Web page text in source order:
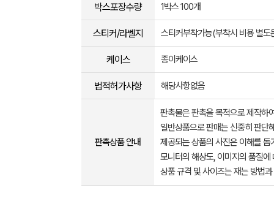
박스포장수량 1박스 100개
스티커/라벨지 스티커부착가능(부착시 비용 별도
케이스 종이케이스
법적허가사항 해당사항없음
판촉상품 안내
판촉물은 판촉을 목적으로 제작하
일반상품으로 판매는 신중히 판단
제공되는 상품의 사진은 이해를
모니터의 해상도, 이미지의 품질
상품 규격 및 사이즈는 재는 방법